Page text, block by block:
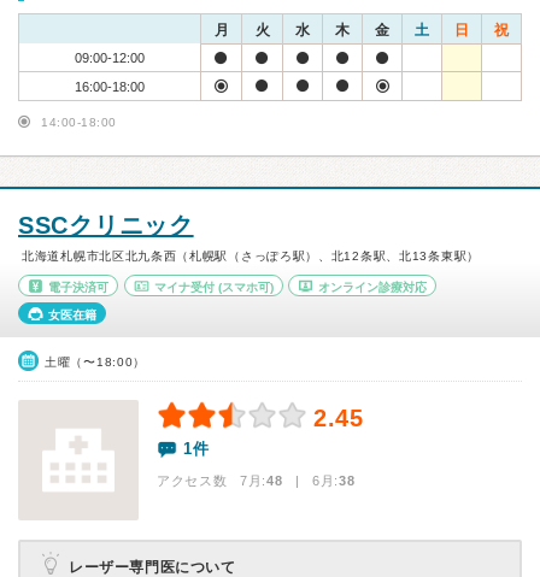
月 火 水 木 金 土 日 祝
09:00-12:00
16:00-18:00
14:00-18:00
SSCクリニック
北海道札幌市北区北九条西（札幌駅（さっぽろ駅）、北12条駅、北13条東駅）
電子決済可 マイナ受付(スマホ可) オンライン診療対応
女医在籍
土曜（〜18:00）
2.45
1件
アクセス数 7月:48 | 6月:38
レーザー専門医について